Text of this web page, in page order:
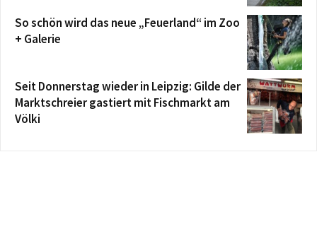
So schön wird das neue „Feuerland“ im Zoo
+ Galerie
Seit Donnerstag wieder in Leipzig: Gilde der
Marktschreier gastiert mit Fischmarkt am
Völki